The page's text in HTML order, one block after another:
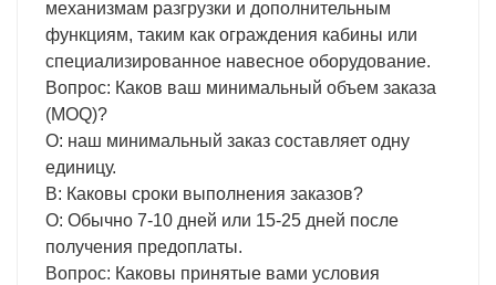
механизмам разгрузки и дополнительным
функциям, таким как ограждения кабины или
специализированное навесное оборудование.
Вопрос: Каков ваш минимальный объем заказа
(MOQ)?
О: наш минимальный заказ составляет одну
единицу.
В: Каковы сроки выполнения заказов?
О: Обычно 7-10 дней или 15-25 дней после
получения предоплаты.
Вопрос: Каковы принятые вами условия